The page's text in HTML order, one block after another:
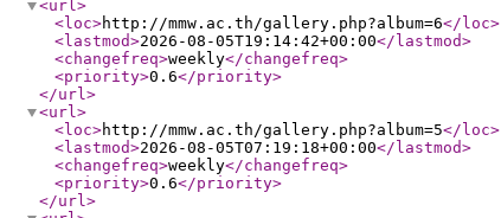
<url>
<loc>http://mmw.ac.th/gallery.php?album=6</loc>
<lastmod>2026-08-05T19:14:42+00:00</lastmod>
<changefreq>weekly</changefreq>
<priority>0.6</priority>
</url>
<url>
<loc>http://mmw.ac.th/gallery.php?album=5</loc>
<lastmod>2026-08-05T07:19:18+00:00</lastmod>
<changefreq>weekly</changefreq>
<priority>0.6</priority>
</url>